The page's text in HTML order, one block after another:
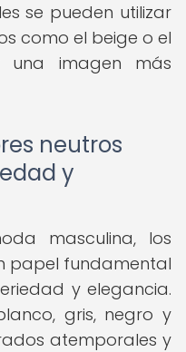
se pueden utilizar
como el beige o el
una imagen más
neutros
y
masculina, los
papel fundamental
y elegancia.
gris, negro y
atemporales y